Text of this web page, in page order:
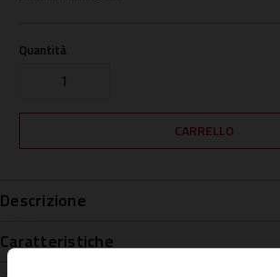
Quantità
Descrizione
Caratteristiche